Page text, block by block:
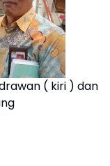
( kiri ) dan